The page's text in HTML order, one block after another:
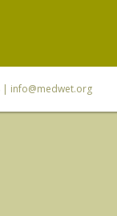
| info@medwet.org